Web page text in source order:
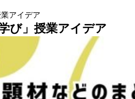
アイデア
び」授業アイデア